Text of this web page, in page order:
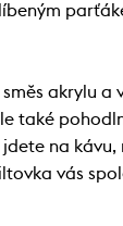
směs akrylu a
také
na kávu,
vás